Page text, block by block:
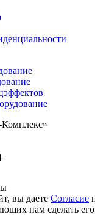
вы даете Согласие
нам сделать